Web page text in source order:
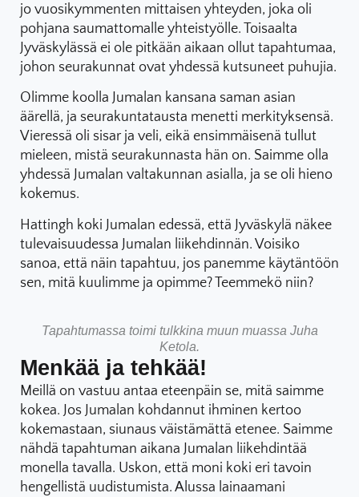
jo vuosikymmenten mittaisen yhteyden, joka oli
pohjana saumattomalle yhteistyölle. Toisaalta
Jyväskylässä ei ole pitkään aikaan ollut tapahtumaa,
johon seurakunnat ovat yhdessä kutsuneet puhujia.
Olimme koolla Jumalan kansana saman asian
äärellä, ja seurakuntatausta menetti merkityksensä.
Vieressä oli sisar ja veli, eikä ensimmäisenä tullut
mieleen, mistä seurakunnasta hän on. Saimme olla
yhdessä Jumalan valtakunnan asialla, ja se oli hieno
kokemus.
Hattingh koki Jumalan edessä, että Jyväskylä näkee
tulevaisuudessa Jumalan liikehdinnän. Voisiko
sanoa, että näin tapahtuu, jos panemme käytäntöön
sen, mitä kuulimme ja opimme? Teemmekö niin?
Tapahtumassa toimi tulkkina muun muassa Juha
Ketola.
Menkää ja tehkää!
Meillä on vastuu antaa eteenpäin se, mitä saimme
kokea. Jos Jumalan kohdannut ihminen kertoo
kokemastaan, siunaus väistämättä etenee. Saimme
nähdä tapahtuman aikana Jumalan liikehdintää
monella tavalla. Uskon, että moni koki eri tavoin
hengellistä uudistumista. Alussa lainaamani